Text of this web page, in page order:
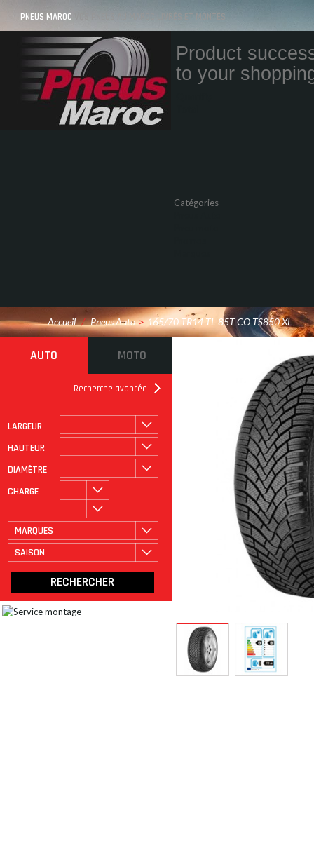
PNEUS MAROC VOS PNEUS AU MAROC LIVRÉS ET MONTÉS
Product
to your
Catégories
Accueil / Pneus Auto > 165/70 TR14 TL 85T CO TS850 XL
AUTO MOTO
Recherche avancée
LARGEUR
HAUTEUR
DIAMÈTRE
CHARGE
MARQUES
SAISON
ROULAGE À PLAT